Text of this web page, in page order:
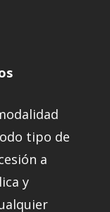
tipo de
a
y